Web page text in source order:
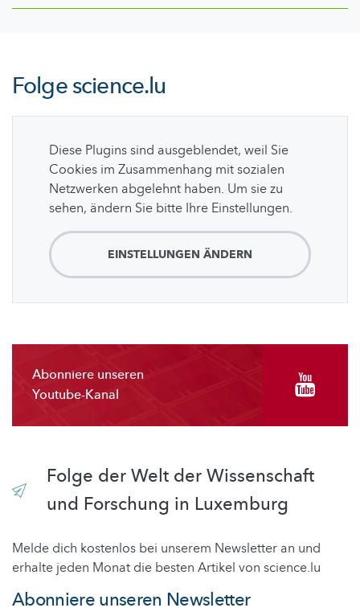
Folgescience.lu
Diese Plugins sind ausgeblendet, weil Sie
Cookies im Zusammenhang mit sozialen
Netzwerken abgelehnt haben. Um sie zu
sehen, ändern Sie bitte Ihre Einstellungen.
EINSTELLUNGEN ÄNDERN
Abonniere unseren
Youtube-Kanal
Folge der Welt der Wissenschaft
und Forschung in Luxemburg
Melde dich kostenlos bei unserem Newsletter an und
erhalte jeden Monat die besten Artikel von science.lu
Abonniere unseren Newsletter